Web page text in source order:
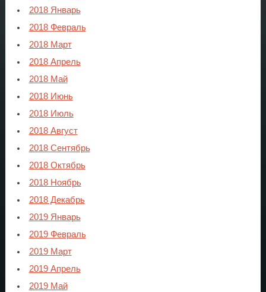
2018 Январь
2018 Февраль
2018 Март
2018 Апрель
2018 Май
2018 Июнь
2018 Июль
2018 Август
2018 Сентябрь
2018 Октябрь
2018 Ноябрь
2018 Декабрь
2019 Январь
2019 Февраль
2019 Март
2019 Апрель
2019 Май